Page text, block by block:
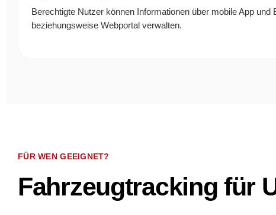
Berechtigte Nutzer können Informationen über mobile App und
beziehungsweise Webportal verwalten.
FÜR WEN GEEIGNET?
Fahrzeugtracking für